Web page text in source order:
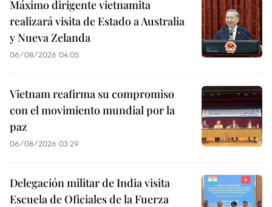
Máximo dirigente vietnamita
realizará visita de Estado a Australia
y Nueva Zelanda
06/08/2026 04:05
Vietnam reafirma su compromiso
con el movimiento mundial por la
paz
06/08/2026 03:29
Delegación militar de India visita
Escuela de Oficiales de la Fuerza